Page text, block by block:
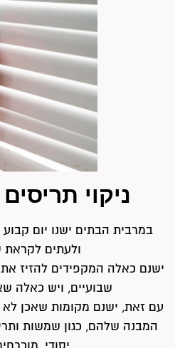
ניקוי
במרבית הבתים ישנו יום
ולעתים לקראת
ישנם כאלה המקפידים להזיז
שבועיים, ויש כאלה
עם זאת, ישנם מקומות שאכן
המבנה שלהם, כגון שמשות